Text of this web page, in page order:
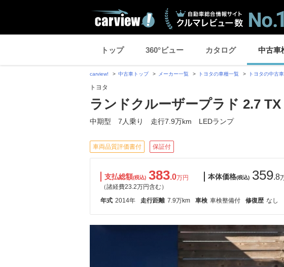
トップ 360°ビュー カタログ 中古車
carview! 中古車トップ メーカー一覧 トヨタの車種一覧 トヨタの中古車
トヨタ
ランドクルーザープラド 2.7 TX
中期型 7人乗り 走行7.9万km LEDランプ
車両品質評価書付 保証付
支払総額(税込) 383.0万円
（諸経費23.2万円含む）
本体価格(税込) 359.8
年式 2014年 走行距離 7.9万km 車検 車検整備付 修復歴 なし